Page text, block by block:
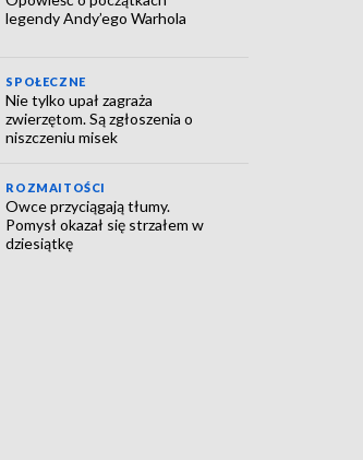
legendy Andy’ego Warhola
SPOŁECZNE
Nie tylko upał zagraża
zwierzętom. Są zgłoszenia o
niszczeniu misek
ROZMAITOŚCI
Owce przyciągają tłumy.
Pomysł okazał się strzałem w
dziesiątkę